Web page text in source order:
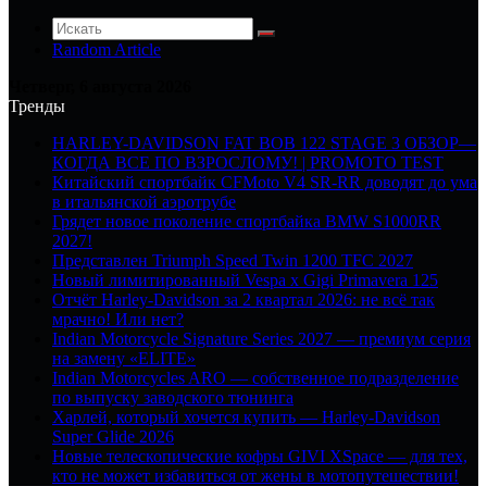
Random Article
Тренды
HARLEY-DAVIDSON FAT BOB 122 STAGE 3 ОБЗОР—
КОГДА ВСЕ ПО ВЗРОСЛОМУ! | PROMOTO TEST
Китайский спортбайк CFMoto V4 SR-RR доводят до ума
в итальянской аэротрубе
Грядет новое поколение спортбайка BMW S1000RR
2027!
Представлен Triumph Speed Twin 1200 TFC 2027
Новый лимитированный Vespa x Gigi Primavera 125
Отчёт Harley-Davidson за 2 квартал 2026: не всё так
мрачно! Или нет?
Indian Motorcycle Signature Series 2027 — премиум серия
на замену «ELITE»
Indian Motorcycles ARO — собственное подразделение
по выпуску заводского тюнинга
Харлей, который хочется купить — Harley-Davidson
Super Glide 2026
Новые телескопические кофры GIVI XSpace — для тех,
кто не может избавиться от жены в мотопутешествии!